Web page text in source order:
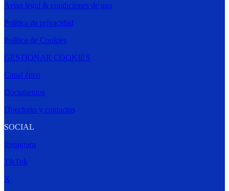
Aviso legal & condiciones de uso
Política de privacidad
Política de Cookies
GESTIONAR COOKIES
Canal ético
Documentos
Directorio y contactos
SOCIAL
Instagram
TikTok
X